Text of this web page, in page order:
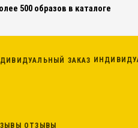
500 образов в каталоге
ОТЗЫВЫ